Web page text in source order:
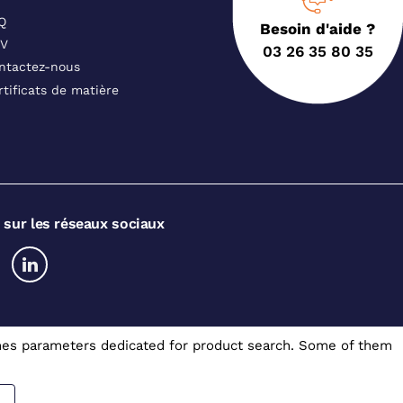
Besoin d'aide ?
03 26 35 80 35
nous
de matière
les réseaux sociaux
Gérer mes cookies
parameters dedicated for product search. Some of them